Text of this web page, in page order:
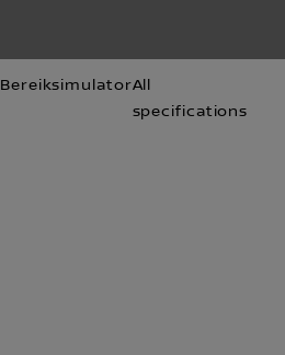
BereiksimulatorAll
specifications